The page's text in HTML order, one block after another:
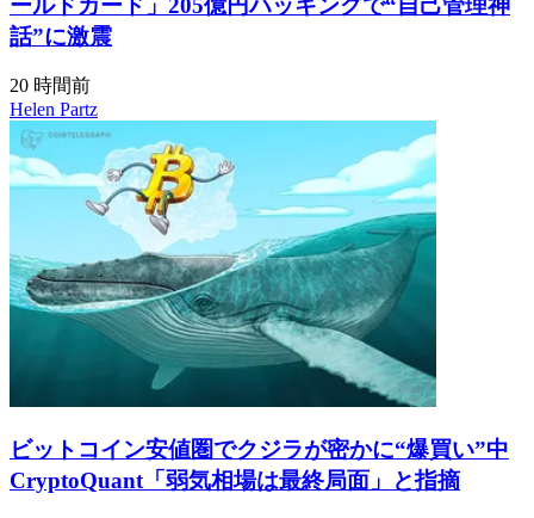
ールドカード」205億円ハッキングで“自己管理神
話”に激震
20 時間前
Helen Partz
ビットコイン安値圏でクジラが密かに“爆買い”中
CryptoQuant「弱気相場は最終局面」と指摘